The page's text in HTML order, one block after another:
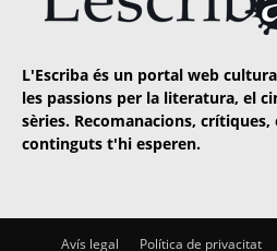
L'Escriba és un portal web
les passions per la literatura, el
sèries. Recomanacions,
continguts t'hi esperen.
Avís legal Política de privacitat